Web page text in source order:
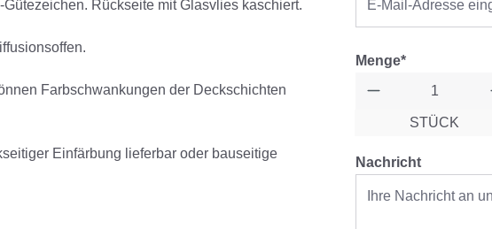
Rückseite mit Glasvlies kaschiert.
Farbschwankungen der Deckschichten
Einfärbung lieferbar oder bauseitige
Menge*
STÜCK
Nachricht